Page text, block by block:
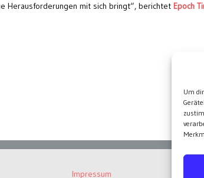
Um
Herausforderungen mit sich bringt“, berichtet Epoch
Impressum